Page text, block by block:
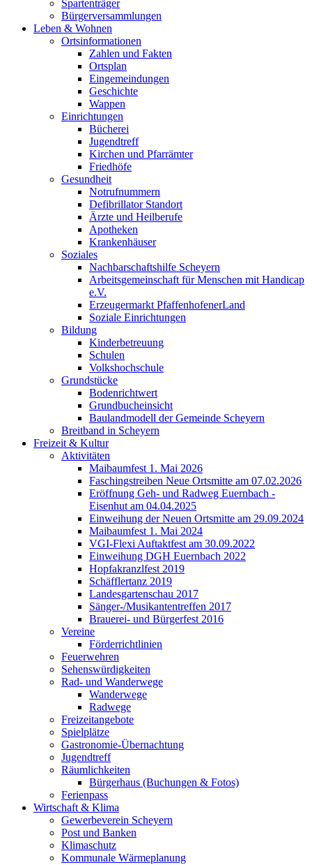
Spartenträger
Bürgerversammlungen
Leben & Wohnen
Ortsinformationen
Zahlen und Fakten
Ortsplan
Eingemeindungen
Geschichte
Wappen
Einrichtungen
Bücherei
Jugendtreff
Kirchen und Pfarrämter
Friedhöfe
Gesundheit
Notrufnummern
Defibrillator Standort
Ärzte und Heilberufe
Apotheken
Krankenhäuser
Soziales
Nachbarschaftshilfe Scheyern
Arbeitsgemeinschaft für Menschen mit Handicap
e.V.
Erzeugermarkt PfaffenhofenerLand
Soziale Einrichtungen
Bildung
Kinderbetreuung
Schulen
Volkshochschule
Grundstücke
Bodenrichtwert
Grundbucheinsicht
Baulandmodell der Gemeinde Scheyern
Breitband in Scheyern
Freizeit & Kultur
Aktivitäten
Maibaumfest 1. Mai 2026
Faschingstreiben Neue Ortsmitte am 07.02.2026
Eröffnung Geh- und Radweg Euernbach -
Eisenhut am 04.04.2025
Einweihung der Neuen Ortsmitte am 29.09.2024
Maibaumfest 1. Mai 2024
VGI-Flexi Auftaktfest am 30.09.2022
Einweihung DGH Euernbach 2022
Hopfakranzlfest 2019
Schäfflertanz 2019
Landesgartenschau 2017
Sänger-/Musikantentreffen 2017
Brauerei- und Bürgerfest 2016
Vereine
Förderrichtlinien
Feuerwehren
Sehenswürdigkeiten
Rad- und Wanderwege
Wanderwege
Radwege
Freizeitangebote
Spielplätze
Gastronomie-Übernachtung
Jugendtreff
Räumlichkeiten
Bürgerhaus (Buchungen & Fotos)
Ferienpass
Wirtschaft & Klima
Gewerbeverein Scheyern
Post und Banken
Klimaschutz
Kommunale Wärmeplanung